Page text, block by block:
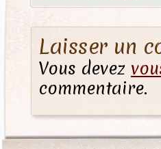
Laisser un
Vous devez
commentaire.